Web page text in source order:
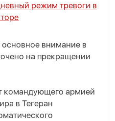
режим тревоги в
основное внимание в
на прекращении
командующего армией
в Тегеран